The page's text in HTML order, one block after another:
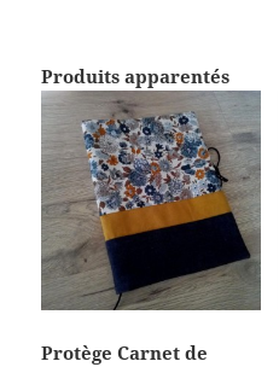
Produits apparentés
Protège Carnet de